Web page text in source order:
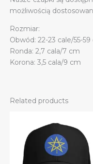
możliwością
Rozmiar:
Obwód: 22-23 cale/55-
Ronda: 2,7 cala/7 cm
Korona: 3,5 cala/9 cm
Related products